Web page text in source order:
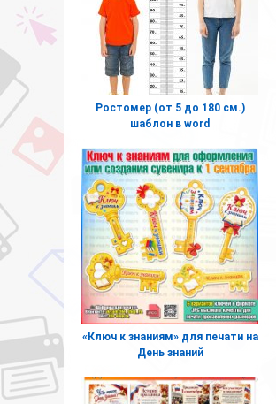
Ростомер (от 5 до 180 см.)
шаблон в word
«Ключ к знаниям» для печати на
День знаний